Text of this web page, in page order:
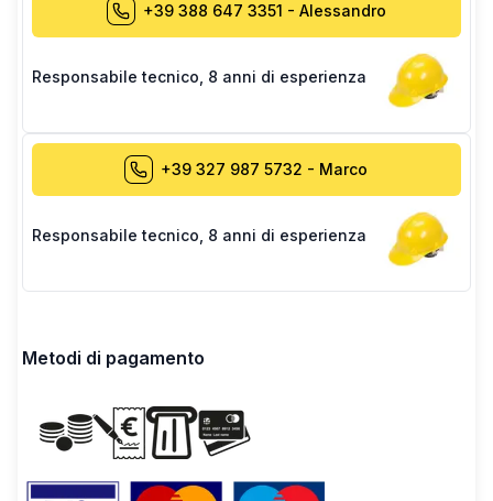
+39 388 647 3351 - Alessandro
Responsabile tecnico 8 anni di esperienza
+39 327 987 5732 - Marco
Responsabile tecnico 8 anni di esperienza
Metodi di pagamento